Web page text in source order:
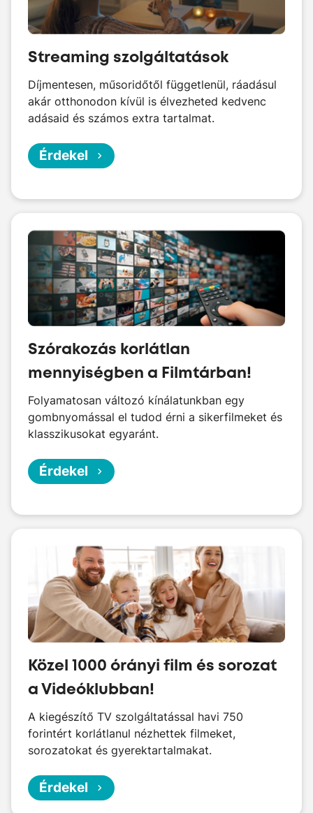
Streaming szolgáltatások
Díjmentesen, műsoridőtől függetlenül, ráadásul
akár otthonodon kívül is élvezheted kedvenc
adásaid és számos extra tartalmat.
Érdekel
Szórakozás korlátlan
mennyiségben a Filmtárban!
Folyamatosan változó kínálatunkban egy
gombnyomással el tudod érni a sikerfilmeket és
klasszikusokat egyaránt.
Érdekel
Közel 1000 órányi film és sorozat
a Videóklubban!
A kiegészítő TV szolgáltatással havi 750
forintért korlátlanul nézhettek filmeket,
sorozatokat és gyerektartalmakat.
Érdekel